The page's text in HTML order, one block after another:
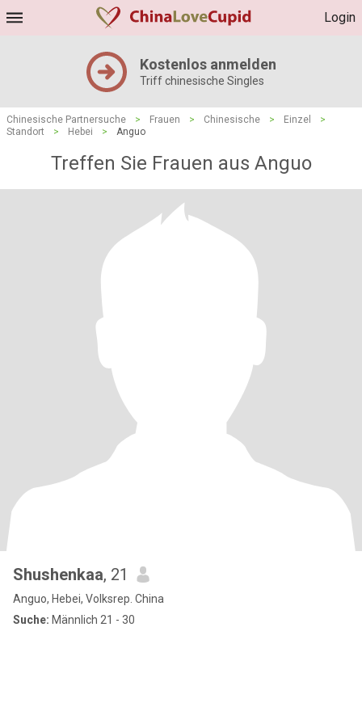
Login
Kostenlos anmelden
Triff chinesische Singles
Chinesische Partnersuche > Frauen > Chinesische > Einzel
>
Standort
> Hebei > Anguo
Treffen Sie Frauen aus Anguo
Shushenkaa, 21
Anguo, Hebei, Volksrep. China
Suche: Männlich 21 - 30